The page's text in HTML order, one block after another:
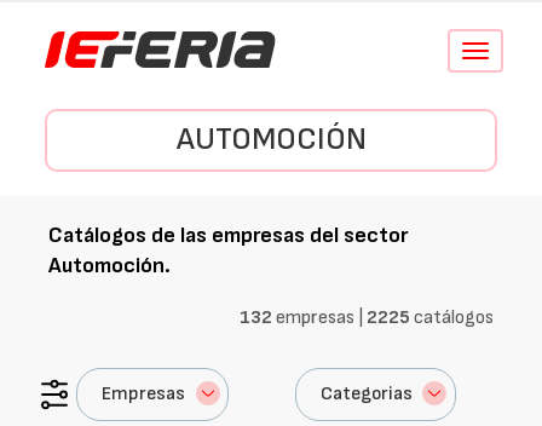
Conmutar
AUTOMOCIÓN
Catálogos de las empresas del sector
Automoción.
132 empresas | 2225 catálogos
Empresas Categorias